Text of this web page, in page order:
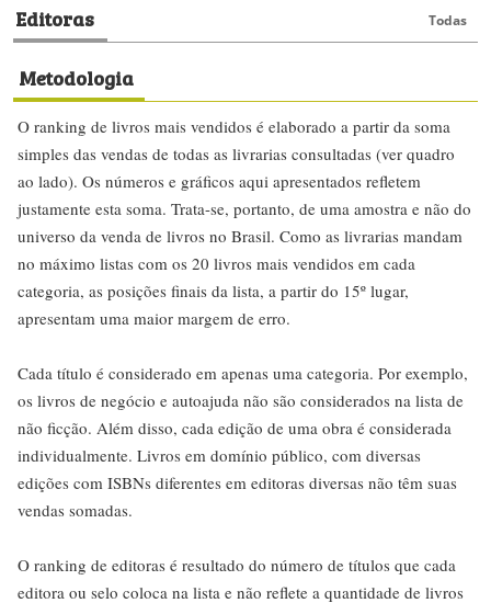
Editoras Todas
Metodologia
O ranking de livros mais vendidos é elaborado a partir da soma
simples das vendas de todas as livrarias consultadas (ver quadro
ao lado). Os números e gráficos aqui apresentados refletem
justamente esta soma. Trata-se, portanto, de uma amostra e não do
universo da venda de livros no Brasil. Como as livrarias mandam
no máximo listas com os 20 livros mais vendidos em cada
categoria, as posições finais da lista, a partir do 15º lugar,
apresentam uma maior margem de erro.
Cada título é considerado em apenas uma categoria. Por exemplo,
os livros de negócio e autoajuda não são considerados na lista de
não ficção. Além disso, cada edição de uma obra é considerada
individualmente. Livros em domínio público, com diversas
edições com ISBNs diferentes em editoras diversas não têm suas
vendas somadas.
O ranking de editoras é resultado do número de títulos que cada
editora ou selo coloca na lista e não reflete a quantidade de livros